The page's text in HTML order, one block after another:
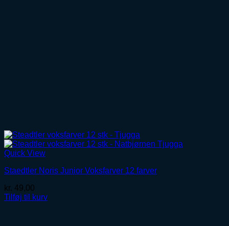
Quick View
Staedtler Noris Junior Voksfarver 12 farver
kr. 49,00
Tilføj til kurv